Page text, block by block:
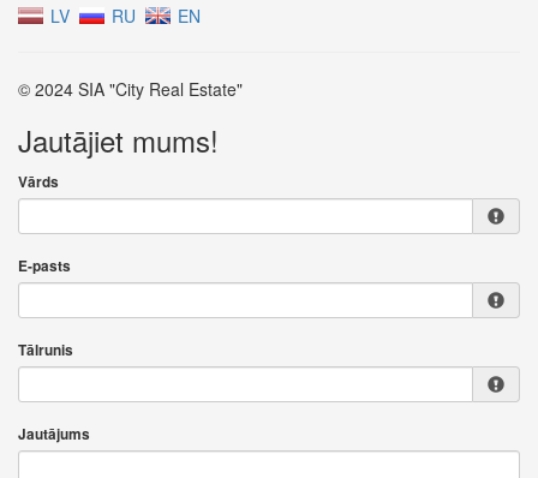
LV RU EN
© 2024 SIA "City Real Estate"
Jautājiet mums!
Vārds
E-pasts
Tālrunis
Jautājums